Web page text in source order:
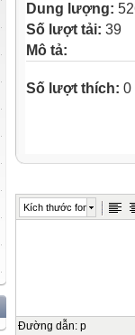
Dung lượng:
Số lượt tải: 39
Mô tả:
Số lượt thích: 0
Kích thước font
Đường dẫn: p